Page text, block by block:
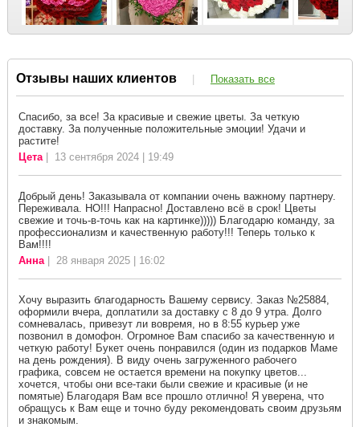
Отзывы наших клиентов | Показать все
Спасибо, за все! За красивые и свежие цветы. За четкую
доставку. За полученные положительные эмоции! Удачи и
растите!
Цета| 13 сентября 2024 | 19:49
Добрый день! Заказывала от компании очень важному партнеру.
Переживала. НО!!! Напрасно! Доставлено всё в срок! Цветы
свежие и точь-в-точь как на картинке))))) Благодарю команду, за
профессионализм и качественную работу!!! Теперь только к
Вам!!!!
Анна| 28 января 2025 | 16:02
Хочу выразить благодарность Вашему сервису. Заказ №25884,
оформили вчера, доплатили за доставку с 8 до 9 утра. Долго
сомневалась, привезут ли вовремя, но в 8:55 курьер уже
позвонил в домофон. Огромное Вам спасибо за качественную и
четкую работу! Букет очень понравился (один из подарков Маме
на день рождения). В виду очень загруженного рабочего
графика, совсем не остается времени на покупку цветов...
хочется, чтобы они все-таки были свежие и красивые (и не
помятые) Благодаря Вам все прошло отлично! Я уверена, что
обращусь к Вам еще и точно буду рекомендовать своим друзьям
и знакомым.